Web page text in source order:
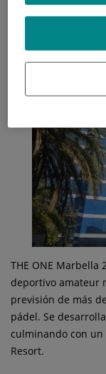
Hospital
hospitalario de
deporte,
THE ONE Marbella
deportivo amateur
previsión de más
pádel. Se
culminando con
Resort.